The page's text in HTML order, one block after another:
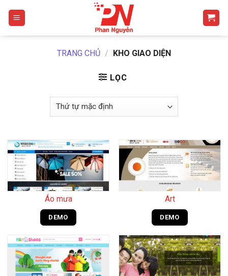
TRANG CHỦ / KHO GIAO DIỆN
LỌC
Áo mưa
DEMO
Art
DEMO